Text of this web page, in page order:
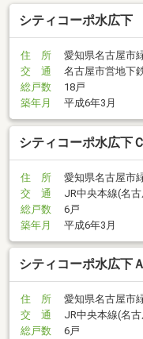
シティコーポ水広下
住 所
愛知県名古屋市
交 通
名古屋市営地下
総戸数
18戸
築年月
平成6年3月
シティコーポ水広下
住 所
愛知県名古屋市
交 通
JR中央本線(名
総戸数
6戸
築年月
平成6年3月
シティコーポ水広下
住 所
愛知県名古屋市
交 通
JR中央本線(名
総戸数
6戸